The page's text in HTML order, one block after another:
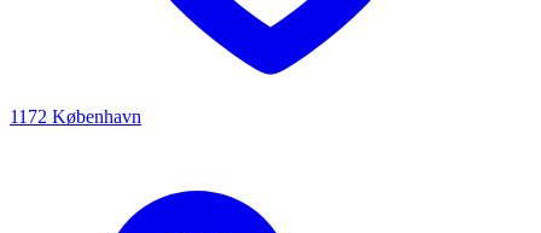
1172 København